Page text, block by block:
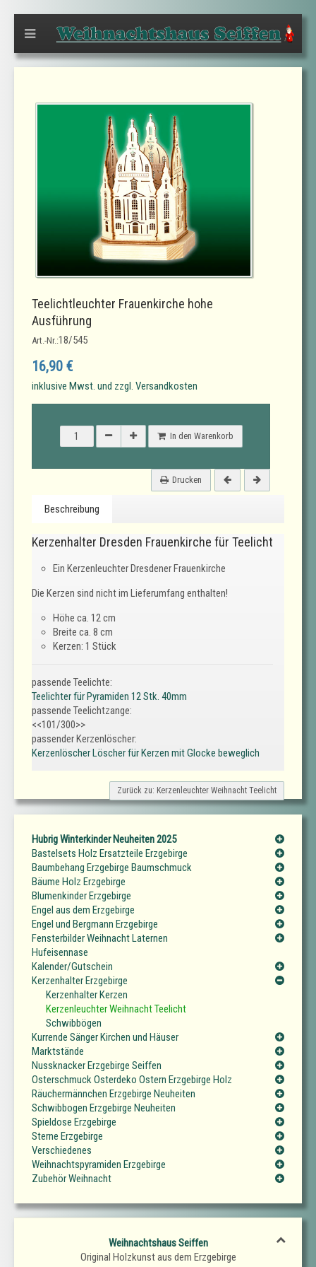
Teelichtleuchter Frauenkirche hohe
Ausführung
Art.-Nr.:18/545
16,90 €
inklusive Mwst. und zzgl. Versandkosten
In den Warenkorb
Drucken
Beschreibung
Kerzenhalter Dresden Frauenkirche für Teelicht
Ein Kerzenleuchter Dresdener Frauenkirche
Die Kerzen sind nicht im Lieferumfang enthalten!
Höhe ca. 12 cm
Breite ca. 8 cm
Kerzen: 1 Stück
passende Teelichte:
Teelichter für Pyramiden 12 Stk. 40mm
passende Teelichtzange:
<<101/300>>
passender Kerzenlöscher:
Kerzenlöscher Löscher für Kerzen mit Glocke beweglich
Zurück zu: Kerzenleuchter Weihnacht Teelicht
Hubrig Winterkinder Neuheiten 2025
Bastelsets Holz Ersatzteile Erzgebirge
Baumbehang Erzgebirge Baumschmuck
Bäume Holz Erzgebirge
Blumenkinder Erzgebirge
Engel aus dem Erzgebirge
Engel und Bergmann Erzgebirge
Fensterbilder Weihnacht Laternen
Hufeisennase
Kalender/Gutschein
Kerzenhalter Erzgebirge
Kerzenhalter Kerzen
Kerzenleuchter Weihnacht Teelicht
Schwibbögen
Kurrende Sänger Kirchen und Häuser
Marktstände
Nussknacker Erzgebirge Seiffen
Osterschmuck Osterdeko Ostern Erzgebirge Holz
Räuchermännchen Erzgebirge Neuheiten
Schwibbogen Erzgebirge Neuheiten
Spieldose Erzgebirge
Sterne Erzgebirge
Verschiedenes
Weihnachtspyramiden Erzgebirge
Zubehör Weihnacht
Weihnachtshaus Seiffen
Original Holzkunst aus dem Erzgebirge